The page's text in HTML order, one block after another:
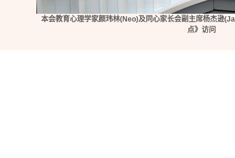
本会教育心理学家颜玮林(Neo)及同心家长会副主席杨杰逊
点》访问